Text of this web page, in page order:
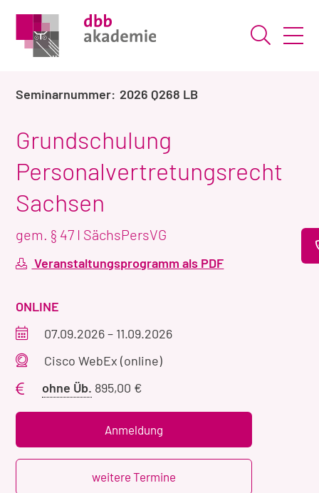
Suche
2026 Q268 LB
Grundschulung
Personalvertretungsrecht
Sachsen
gem. § 47 I SächsPersVG
Veranstaltungsprogramm als PDF
VERANSTALTUNGSART
ONLINE
Veranstaltungszeitraum
07.09.2026– 11.09.2026
Veranstaltungsort
Cisco WebEx (online)
ohne Üb. Preis
Übernachtung
895,00 €
Anmeldung
weitere Termine